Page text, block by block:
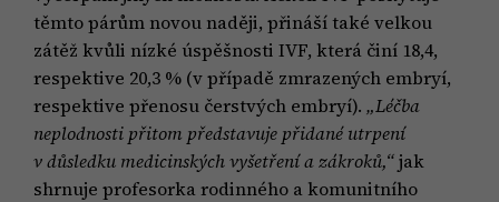
těmto párům novou naději, přináší také velkou
zátěž kvůli nízké úspěšnosti IVF, která činí 18,4,
respektive 20,3 % (v případě zmrazených embryí,
respektive přenosu čerstvých embryí).„Léčba
neplodnosti přitom představuje přidané utrpení
v důsledku medicinských vyšetření a zákroků,“jak
shrnuje profesorka rodinného a komunitního